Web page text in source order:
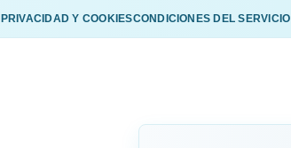
Y COOKIESCONDICIONES DEL SERVICIO